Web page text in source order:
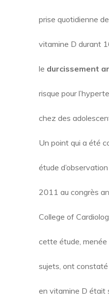
prise quotidienne
vitamine D durant
le durcissement
risque pour
chez des
Un point qui a été
étude
2011 au congrès
College of
cette étude,
sujets, ont
en vitamine D était